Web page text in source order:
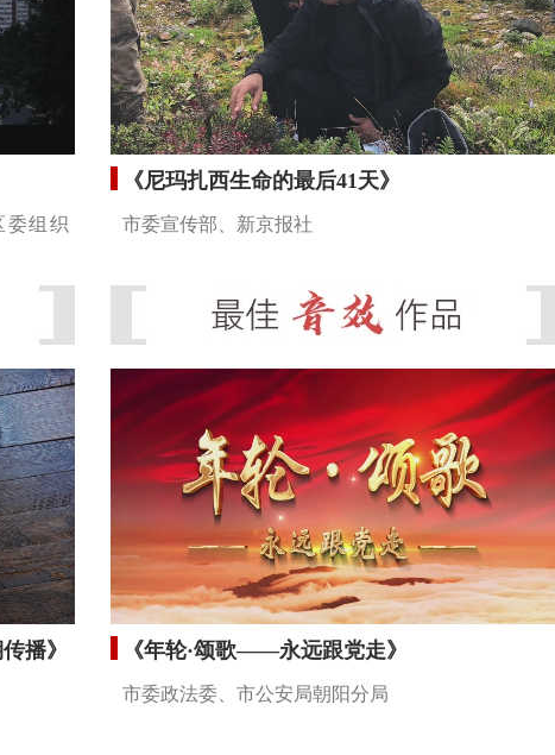
委组织
《尼玛扎西生命的最后41天》
市委宣传部、新京报社
播》
《年轮·颂歌——永远跟党走》
市委政法委、市公安局朝阳分局